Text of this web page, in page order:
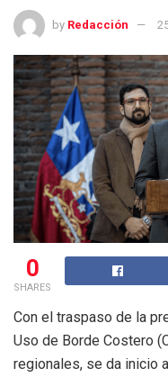
by Redacción
0
SHARES
Con el traspaso de la
Uso de Borde Costero
regionales, se da inicio